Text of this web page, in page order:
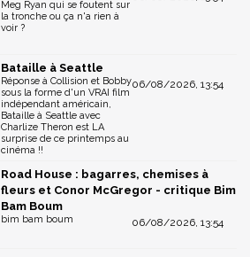
Meg Ryan qui se foutent sur
la tronche ou ça n'a rien à
voir ?
Bataille à Seattle
06/08/2026, 13:54
Réponse à Collision et Bobby
sous la forme d'un VRAI film
indépendant américain,
Bataille à Seattle avec
Charlize Theron est LA
surprise de ce printemps au
cinéma !!
Road House : bagarres, chemises à
fleurs et Conor McGregor - critique Bim
Bam Boum
06/08/2026, 13:54
bim bam boum